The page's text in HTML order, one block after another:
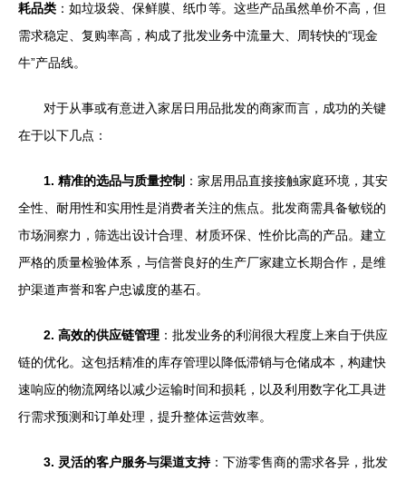
耗品类 ：如垃圾袋、保鲜膜、纸巾等。这些产品虽然单价不高，但
需求稳定、复购率高，构成了批发业务中流量大、周转快的“现金
牛”产品线。
对于从事或有意进入家居日用品批发的商家而言，成功的关键
在于以下几点：
1. 精准的选品与质量控制 ：家居用品直接接触家庭环境，其安
全性、耐用性和实用性是消费者关注的焦点。批发商需具备敏锐的
市场洞察力，筛选出设计合理、材质环保、性价比高的产品。建立
严格的质量检验体系，与信誉良好的生产厂家建立长期合作，是维
护渠道声誉和客户忠诚度的基石。
2. 高效的供应链管理 ：批发业务的利润很大程度上来自于供应
链的优化。这包括精准的库存管理以降低滞销与仓储成本，构建快
速响应的物流网络以减少运输时间和损耗，以及利用数字化工具进
行需求预测和订单处理，提升整体运营效率。
3. 灵活的客户服务与渠道支持：下游零售商的需求各异，批发